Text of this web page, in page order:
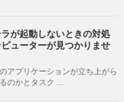
が起動しないときの対処
ューターが見つかりませ
アプリケーションが立ち上がら
のかとタスク ...